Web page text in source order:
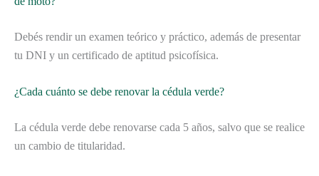
Debés rendir un examen teórico y práctico, además de presentar
tu DNI y un certificado de aptitud psicofísica.
¿Cada cuánto se debe renovar la cédula verde?
La cédula verde debe renovarse cada 5 años, salvo que se realice
un cambio de titularidad.